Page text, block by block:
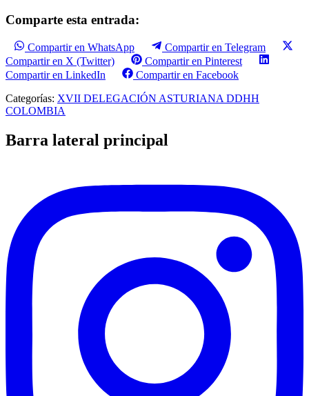
Comparte esta entrada:
Compartir en WhatsApp
Compartir en Telegram
Compartir en X (Twitter)
Compartir en Pinterest
Compartir en LinkedIn
Compartir en Facebook
Categorías: XVII DELEGACIÓN ASTURIANA DDHH
COLOMBIA
Barra lateral principal